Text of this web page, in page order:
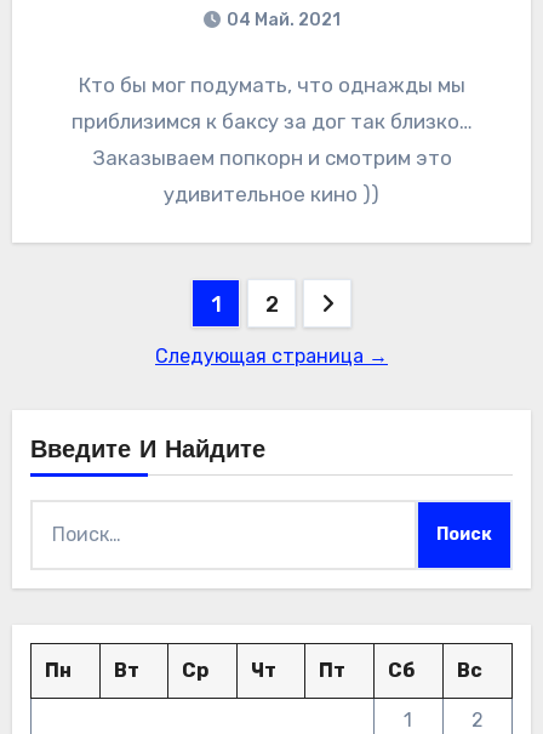
04 Май. 2021
Кто бы мог подумать, что однажды мы
приблизимся к баксу за дог так близко…
Заказываем попкорн и смотрим это
удивительное кино ))
Пагинация
записей
1 2
Следующая страница →
Введите И Найдите
Пн Вт Ср Чт Пт Сб Вс
1
2